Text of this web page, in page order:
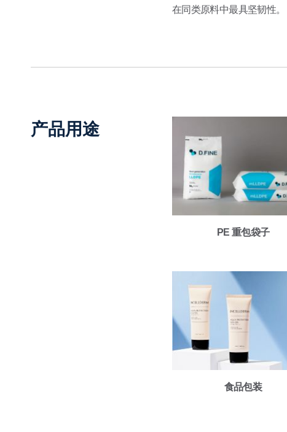
在同类原料中最具坚韧性。
产品用途
PE 重包袋子
食品包装